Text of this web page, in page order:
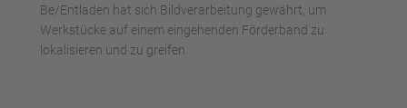
Akzeptieren
powered by
Usercentrics Consent
Management Platform
Be/Entladen hat sich Bildverarbeitung gewährt, um
Werkstücke auf einem eingehenden Förderband zu
lokalisieren und zu greifen.